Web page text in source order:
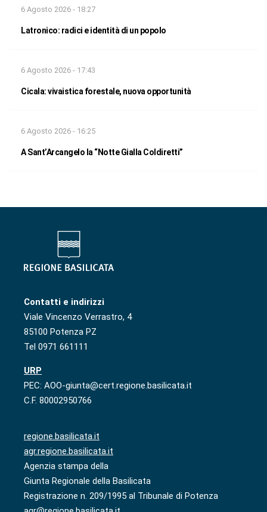
6 Agosto 2026 - 18:27
Latronico: radici e identità di un popolo
6 Agosto 2026 - 17:43
Cicala: vivaistica forestale, nuova opportunità
6 Agosto 2026 - 16:25
A Sant’Arcangelo la “Notte Gialla Coldiretti”
Contatti e indirizzi
Viale Vincenzo Verrastro, 4
85100 Potenza PZ
Tel 0971 661111
URP
PEC: AOO-giunta@cert.regione.basilicata.it
C.F. 80002950766
regione.basilicata.it
agr.regione.basilicata.it
Agenzia stampa della
Giunta Regionale della Basilicata
Registrazione n. 209/1995 al Tribunale di Potenza